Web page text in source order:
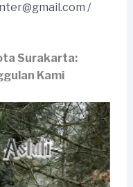
/
Surakarta:
Kami